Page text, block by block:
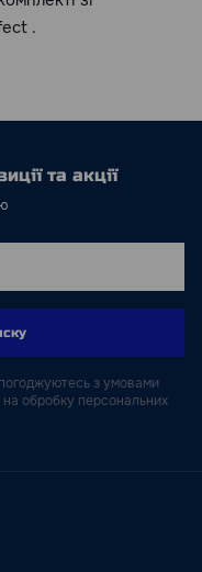
.
та акції
з умовами
на обробку персональних